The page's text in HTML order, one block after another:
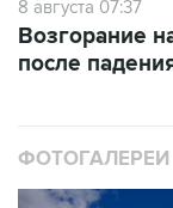
8 августа 07:37
Возгорание
после
ФОТОГАЛЕРЕИ